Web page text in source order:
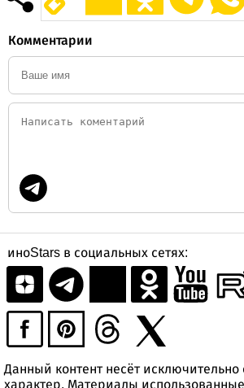
Комментарии
иноStars в социальных сетях:
Данный контент несёт
характер. Материалы